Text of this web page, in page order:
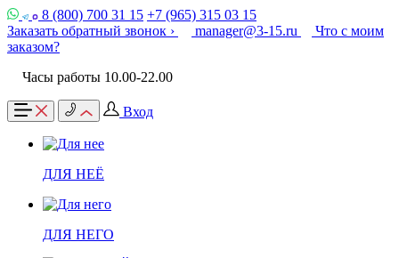
8 (800) 700 31 15 +7 (965) 315 03 15
Заказать обратный звонок ›
manager@3-15.ru
Что с моим
заказом?
Часы работы 10.00-22.00
Вход
ДЛЯ НЕЁ
ДЛЯ НЕГО